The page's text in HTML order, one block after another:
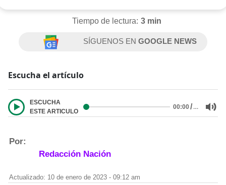
Tiempo de lectura: 3 min
SÍGUENOS ENGOOGLE NEWS
Escucha el artículo
ESCUCHA
ESTE ARTICULO
00:00/…
Por:
Redacción Nación
Actualizado: 10 de enero de 2023 - 09:12 am